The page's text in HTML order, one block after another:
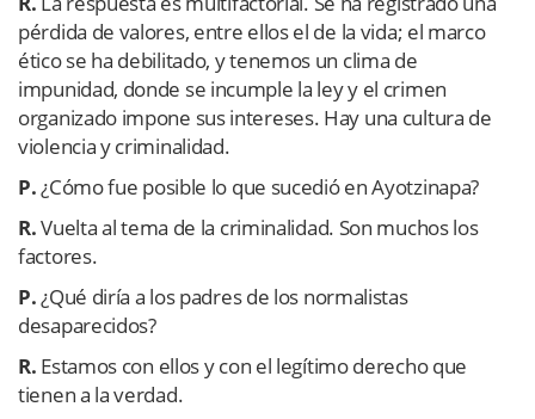
pérdida de valores, entre ellos el de la vida; el marco
ético se ha debilitado, y tenemos un clima de
impunidad, donde se incumple la ley y el crimen
organizado impone sus intereses. Hay una cultura de
violencia y criminalidad.
P.¿Cómo fue posible lo que sucedió en Ayotzinapa?
R.Vuelta al tema de la criminalidad. Son muchos los
factores.
P.¿Qué diría a los padres de los normalistas
desaparecidos?
R. Estamos con ellos y con el legítimo derecho que
tienen a la verdad.